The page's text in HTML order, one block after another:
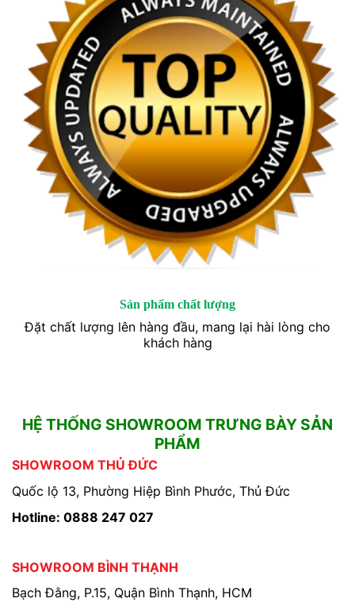
Sản phẩm chất lượng
Đặt chất lượng lên hàng đầu, mang lại hài lòng cho
khách hàng
HỆ THỐNG SHOWROOM TRƯNG BÀY SẢN
PHẨM
SHOWROOM THỦ ĐỨC
Quốc lộ 13, Phường Hiệp Bình Phước, Thủ Đức
Hotline: 0888 247 027
SHOWROOM BÌNH THẠNH
Bạch Đằng, P.15, Quận Bình Thạnh, HCM